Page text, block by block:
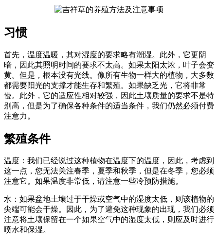
习惯
首先，温度温暖，其对湿度的要求略有潮湿。此外，它更阴
暗，因此其照明时间的要求不太高。如果太阳太浓，叶子会变
黄。但是，根本没有光线。像所有生物一样大的植物，大多数
都需要阳光的支撑才能生存和繁殖。如果缺乏光，它将非常
慢。此外，它的适应性相对较强，因此土壤质量的要求不是特
别高，但是为了确保各种条件的适当条件，我们仍然必须付费
注意力。
繁殖条件
温度：我们已经说过这种植物在温度下的温度，因此，考虑到
这一点，您无法关注春季，夏季和秋季，但是在冬季，您必须
注意它。如果温度非常低，请注意一些冷预防措施。
水：如果盆地土壤过于干燥或空气中的湿度太低，则该植物的
尖端可能会干燥。因此，为了避免这种现象的出现，我们必须
注意将土壤保留在一个如果空气中的湿度太低，则应及时进行
喷水和保湿。